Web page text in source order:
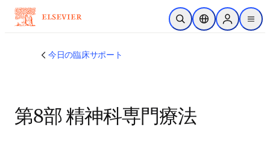
メインのコンテンツにスキップ
検索を開くロケーションセレ
Sign in to
menu
今日の臨床サポート
第8部 精神科専門療法